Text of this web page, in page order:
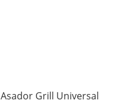
Asador Grill Universal